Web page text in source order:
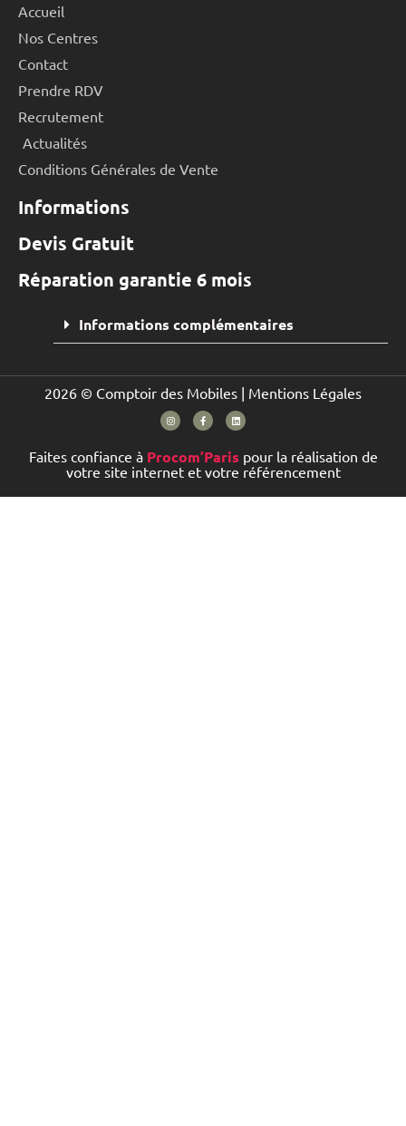
Accueil
Nos Centres
Contact
Prendre RDV
Recrutement
Actualités
Conditions Générales de Vente
Informations
Devis Gratuit
Réparation garantie 6 mois
Informations complémentaires
2026 © Comptoir des Mobiles | Mentions Légales
Faites confiance à Procom’Paris pour la réalisation de
votre site internet et votre référencement